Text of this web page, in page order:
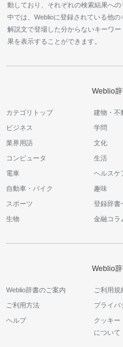
動しており、それぞれの検索結果へ
中では、Weblioに登録されている他
解説文で登場した分からないキーワ
果を表示することができます。
Weblio
カテゴリトップ 建物・不
ビジネス 学問
業界用語 文化
コンピュータ 生活
電車 ヘルスケ
自動車・バイク 趣味
スポーツ 登録辞書
生物 金融コラ
Weblio
Weblio辞書のご案内 ご利用規
ご利用方法 プライバ
ヘルプ
クッキー
について